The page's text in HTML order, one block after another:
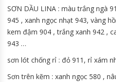
SƠN DẦU LINA : màu trắng ngà
945 , xanh ngọc nhạt 943, vàng
kem đậm 904 , trắng xanh 942 ,
943 …
sơn lót chống rỉ : đỏ 911, rỉ xám
Sơn trên kẽm : xanh ngọc 580 ,